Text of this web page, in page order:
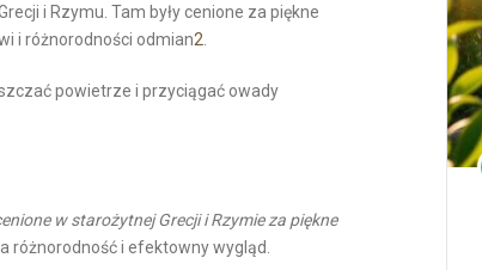
i Rzymu. Tam były cenione za piękne
i różnorodności odmian2.
powietrze i przyciągać owady
w starożytnej Grecji i Rzymie za piękne
różnorodność i efektowny wygląd.